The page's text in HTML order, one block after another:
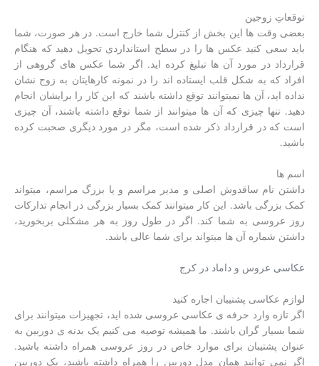
توقعاتِ زوجین
بعضی وقت ها این بخش از کنترل شما خارج است. در هر صورت، شما
باید سعی کنید عکس ها را در سطح استانداردی تحویل دهید که هنگام
قرارداد در مورد آن ها تبلیغ کرده اید. اگر شما عکس های گروهی از
افراد که به شکل قلب ایستاده اند را در نمونه کارهایتان به زوج نشان
نداده اید، آن ها نمیتوانند توقع داشته باشند که این کار را برایشان انجام
دهید. تنها چیزی که آن ها میتوانند از شما توقع داشته باشند، آن چیزی
است که در قرارداد ذکر شده است، مگر در مورد دیگری صحبت کرده
باشید.
اسم ها
داشتن نام ساقدوش اصلی و مدیر مراسم و یا بزرگ مراسم، میتواند
کمک بزرگی باشد. این کار میتوانند کمک بسیار بزرگی در انجام تدارکات
روز عروسی به شما کند. اگر در طول روز به هر مشکلی بربخورید،
داشتن شماره آن ها میتواند برای شما عالی باشد.
عکاسی عروس و داماد در کرج
لوازم عکاسی پشتیبان اجاره کنید
اگر تازه وارد حرفه ی عکاسی عروسی شده اید، تجهیزات میتوانند برای
شما بسیار گران باشند. ما همیشه توصیه می کنیم یک بدنه ی دوربین به
عنوان پشتیبان برای موارد خاص در روز عروسی همراه داشته باشید.
اگر نمی توانید همان مدل دوربین را همراه داشته باشید، یک دوربین